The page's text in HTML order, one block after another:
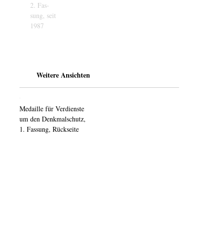
2. Fas­­
sung, seit
1987
Weitere Ansichten
Medaille für Verdienste
um den Denkmalschutz,
1. Fassung, Rückseite